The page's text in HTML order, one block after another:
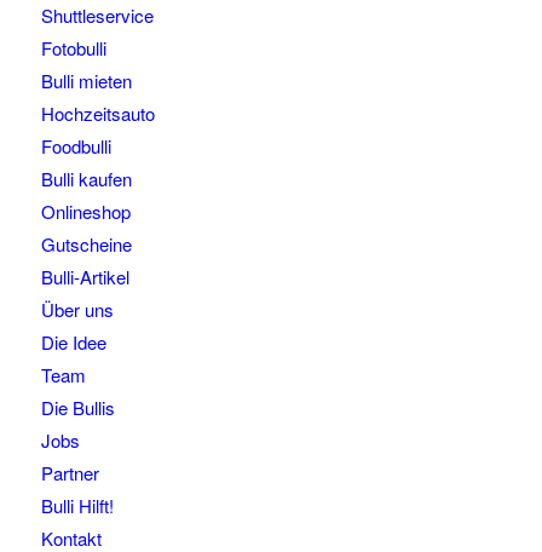
Shuttleservice
Fotobulli
Bulli mieten
Hochzeitsauto
Foodbulli
Bulli kaufen
Onlineshop
Gutscheine
Bulli-Artikel
Über uns
Die Idee
Team
Die Bullis
Jobs
Partner
Bulli Hilft!
Kontakt